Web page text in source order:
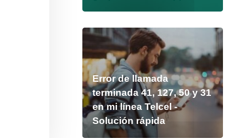
Error de llamada
terminada 41, 127, 50 y 31
en mi línea Telcel -
Solución rápida